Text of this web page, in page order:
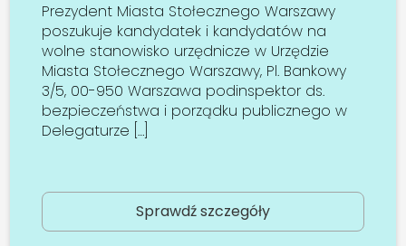
Prezydent Miasta Stołecznego Warszawy
poszukuje kandydatek i kandydatów na
wolne stanowisko urzędnicze w Urzędzie
Miasta Stołecznego Warszawy, Pl. Bankowy
3/5, 00-950 Warszawa podinspektor ds.
bezpieczeństwa i porządku publicznego w
Delegaturze […]
Sprawdź szczegóły